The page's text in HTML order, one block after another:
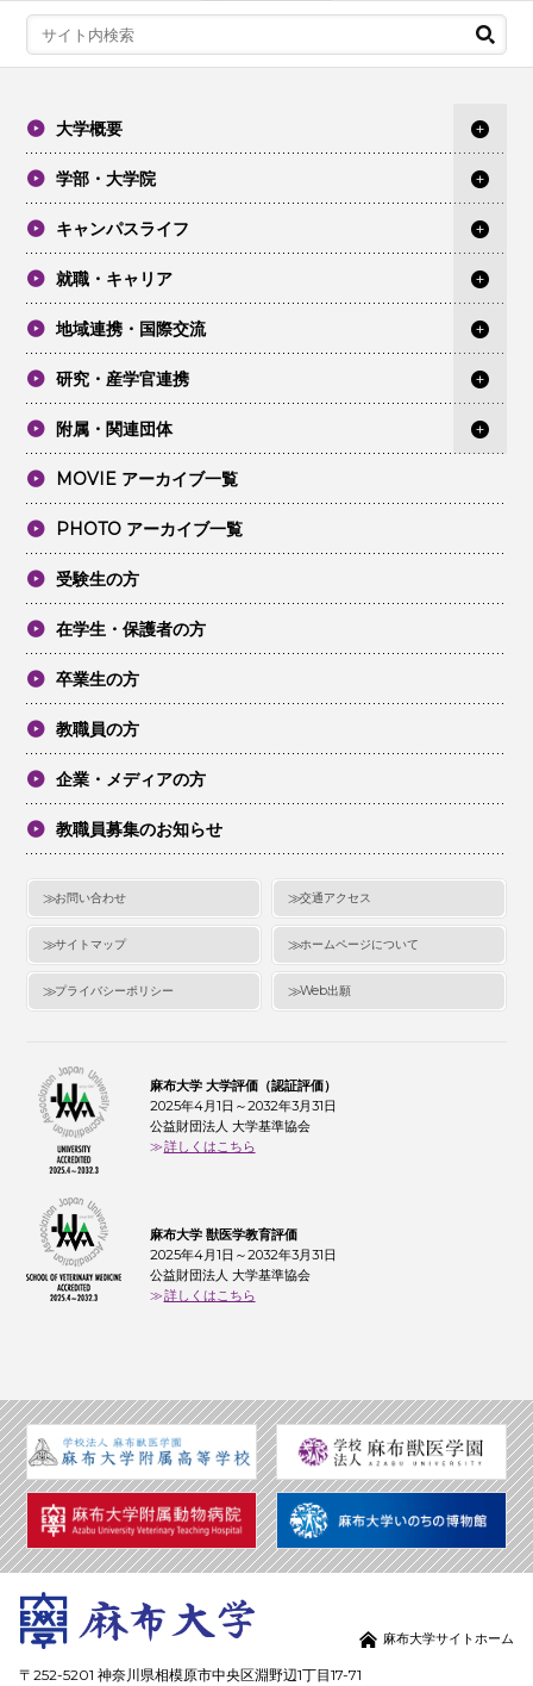
大学概要
学部・大学院
キャンパスライフ
就職・キャリア
地域連携・国際交流
研究・産学官連携
附属・関連団体
MOVIE アーカイブ一覧
PHOTO アーカイブ一覧
受験生の方
在学生・保護者の方
卒業生の方
教職員の方
企業・メディアの方
教職員募集のお知らせ
お問い合わせ 交通アクセス
サイトマップ ホームページについて
プライバシーポリシー Web出願
麻布大学 大学評価（認証評価）
2025年4月1日～2032年3月31日
公益財団法人 大学基準協会
詳しくはこちら
麻布大学 獣医学教育評価
2025年4月1日～2032年3月31日
公益財団法人 大学基準協会
詳しくはこちら
麻布大学サイトホーム
〒252-5201 神奈川県相模原市中央区淵野辺1丁目17-71